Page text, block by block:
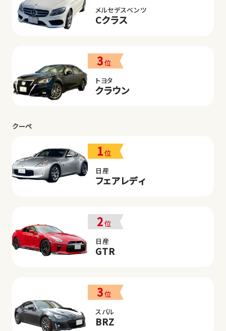
メルセデスベンツ
Cクラス
3位
トヨタ
クラウン
クーペ
1位
日産
フェアレディ
2位
日産
GTR
3位
スバル
BRZ